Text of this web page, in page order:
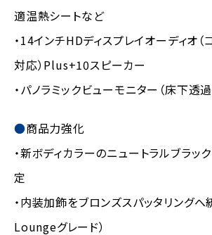
適温熱シートなど
・14インチHDディスプレイオーディオ（
対応）Plus+10スピーカー
・パノラミックビューモニター（床下透
商品力強化
・新ボディカラーのニュートラルブラッ
定
・内装加飾をブロンズスパッタリング
Loungeグレード）